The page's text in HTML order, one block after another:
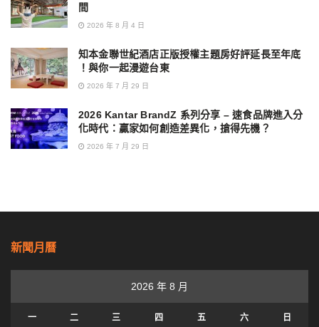
間
2026 年 8 月 4 日
知本金聯世紀酒店正版授權主題房好評延長至年底
！與你一起漫遊台東
2026 年 7 月 29 日
2026 Kantar BrandZ 系列分享 – 速食品牌進入分
化時代：贏家如何創造差異化，搶得先機？
2026 年 7 月 29 日
新聞月曆
2026 年 8 月
一 二 三 四 五 六 日